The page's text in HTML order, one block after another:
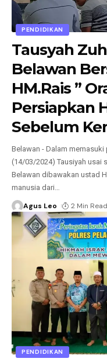
PENDIDIKAN
Tausyah
Belawan
HM.Rais ”
Persiapkan
Sebelum
Belawan - Dalam
(14/03/2024) Tausiyah usai
Belawan dibawakan ustad
manusia dari
Agus Leo 2 Min Read
PENDIDIKAN